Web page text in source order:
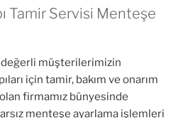
Tamir Servisi Menteşe
değerli müşterilerimizin
için tamir, bakım ve onarım
firmamız bünyesinde
menteşe ayarlama işlemleri